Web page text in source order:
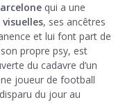
qui a une
, ses ancêtres
et lui font part de
propre psy, est
du cadavre d’un
joueur de football
du jour au